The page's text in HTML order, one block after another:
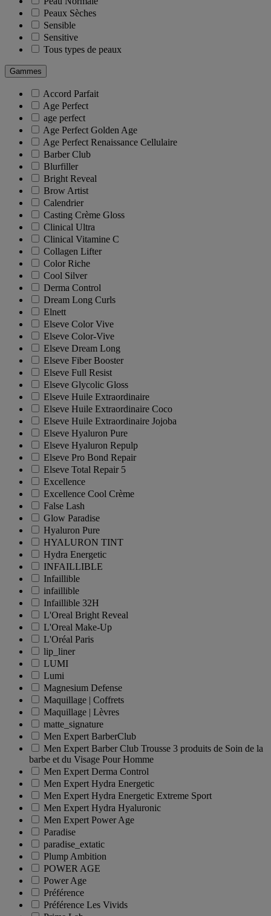
Peaux Sèches
Sensible
Sensitive
Tous types de peaux
Gammes
Accord Parfait
Age Perfect
age perfect
Age Perfect Golden Age
Age Perfect Renaissance Cellulaire
Barber Club
Blurfiller
Bright Reveal
Brow Artist
Calendrier
Casting Crème Gloss
Clinical Ultra
Clinical Vitamine C
Collagen Lifter
Color Riche
Cool Silver
Derma Control
Dream Long Curls
Elnett
Elseve Color Vive
Elseve Color-Vive
Elseve Dream Long
Elseve Fiber Booster
Elseve Full Resist
Elseve Glycolic Gloss
Elseve Huile Extraordinaire
Elseve Huile Extraordinaire Coco
Elseve Huile Extraordinaire Jojoba
Elseve Hyaluron Pure
Elseve Hyaluron Repulp
Elseve Pro Bond Repair
Elseve Total Repair 5
Excellence
Excellence Cool Crème
False Lash
Glow Paradise
Hyaluron Pure
HYALURON TINT
Hydra Energetic
INFAILLIBLE
Infaillible
infaillible
Infaillible 32H
L'Oreal Bright Reveal
L'Oreal Make-Up
L'Oréal Paris
lip_liner
LUMI
Lumi
Magnesium Defense
Maquillage | Coffrets
Maquillage | Lèvres
matte_signature
Men Expert BarberClub
Men Expert Barber Club Trousse 3 produits de Soin de la
barbe et du Visage Pour Homme
Men Expert Derma Control
Men Expert Hydra Energetic
Men Expert Hydra Energetic Extreme Sport
Men Expert Hydra Hyaluronic
Men Expert Power Age
Paradise
paradise_extatic
Plump Ambition
POWER AGE
Power Age
Préférence
Préférence Les Vivids